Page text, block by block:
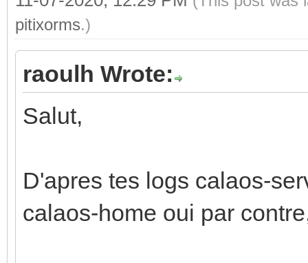
pitixorms.)
raoulh Wrote:
Salut,
D'apres tes logs calaos-
calaos-home oui par